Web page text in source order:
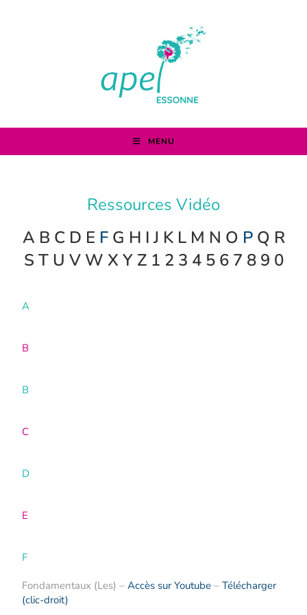
MENU
Ressources Vidéo
A B C D E FG H I J K L M N O PQ R
S T U V W X Y Z 1 2 3 4 5 6 7 8 9 0
A
B
B
C
D
E
F
Fondamentaux (Les) –Accès sur Youtube –Télécharger
(clic-droit)